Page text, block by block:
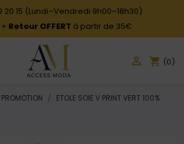
20 15 (Lundi–Vendredi 9h00–18h30)
Retour OFFERT à partir de 35€
 shopping_cart (0)
PROMOTION
ETOLE SOIE V PRINT VERT 100%